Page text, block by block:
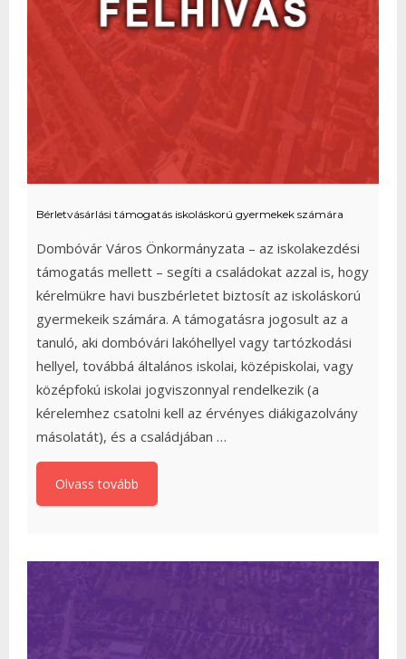
Bérletvásárlási támogatás iskoláskorú gyermekek számára
Dombóvár Város Önkormányzata – az iskolakezdési
támogatás mellett – segíti a családokat azzal is, hogy
kérelmükre havi buszbérletet biztosít az iskoláskorú
gyermekeik számára. A támogatásra jogosult az a
tanuló, aki dombóvári lakóhellyel vagy tartózkodási
hellyel, továbbá általános iskolai, középiskolai, vagy
középfokú iskolai jogviszonnyal rendelkezik (a
kérelemhez csatolni kell az érvényes diákigazolvány
másolatát), és a családjában …
Olvass tovább